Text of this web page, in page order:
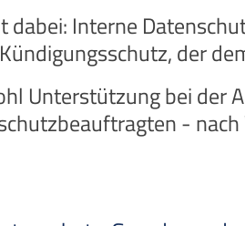
dabei: Interne
der
Unterstützung bei der
-